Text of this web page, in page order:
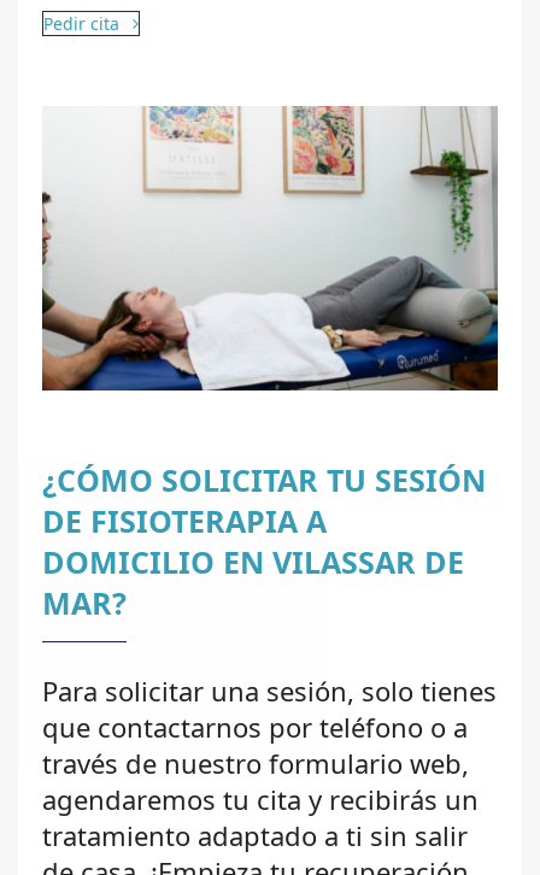
Pedir cita
¿CÓMO SOLICITAR TU SESIÓN
DE FISIOTERAPIA A
DOMICILIO EN VILASSAR DE
MAR?
Para solicitar una sesión, solo tienes
que contactarnos por teléfono o a
través de nuestro formulario web,
agendaremos tu cita y recibirás un
tratamiento adaptado a ti sin salir